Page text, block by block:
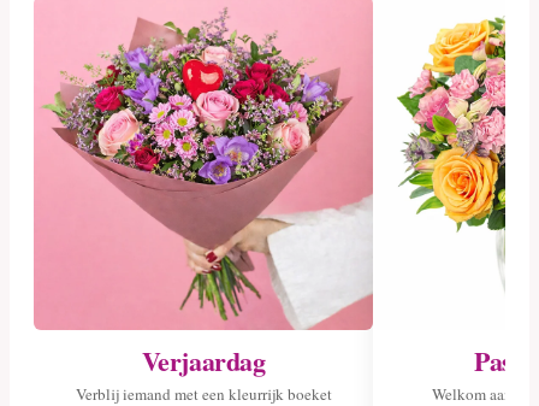
Verjaardag
Verblij iemand met een kleurrijk boeket Welkom aan